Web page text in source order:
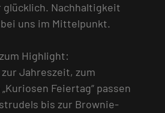
Nachhaltigkeit
uns im Mittelpunkt.
Highlight:
Jahreszeit, zum
Feiertag“ passen
bis zur Brownie-